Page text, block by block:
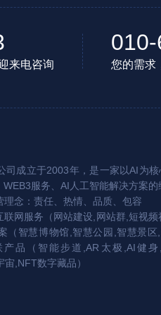
来电咨询 您的需求
司成立于2003年，是一家以AI为
服务、AI人工智能解决方案的
理念：责任、热情、品质、包容
网服务（网站建设,网站群,短视频
（智慧博物馆,智慧公园,智慧景
品（智能步道,AR太极,AI健身
,NFT数字藏品）